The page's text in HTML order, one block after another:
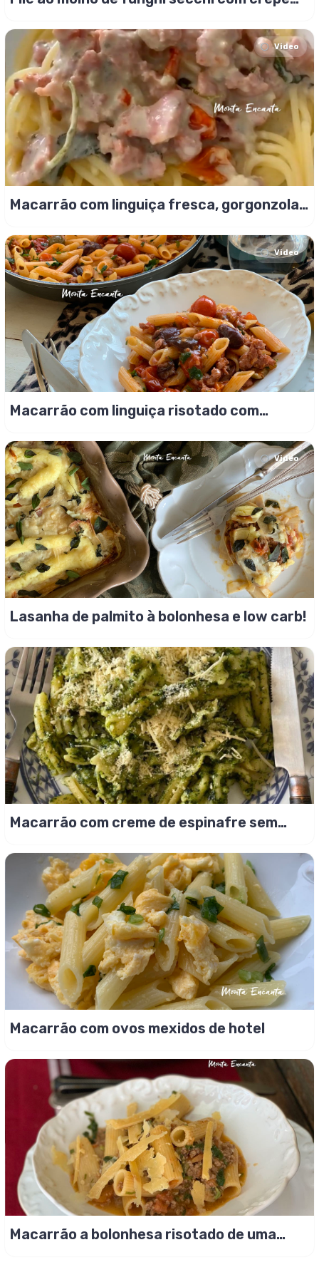
Video
Macarrão com linguiça fresca, gorgonzola,
Video
Macarrão com linguiça risotado com
Video
Lasanha de palmito à bolonhesa e low carb!
Macarrão com creme de espinafre sem
Macarrão com ovos mexidos de hotel
Macarrão a bolonhesa risotado de uma